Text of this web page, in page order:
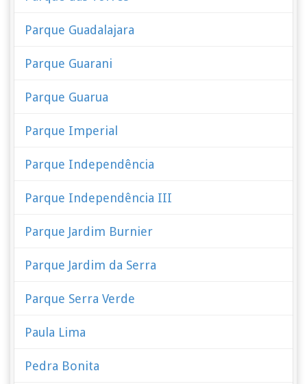
Parque Guadalajara
Parque Guarani
Parque Guarua
Parque Imperial
Parque Independência
Parque Independência III
Parque Jardim Burnier
Parque Jardim da Serra
Parque Serra Verde
Paula Lima
Pedra Bonita